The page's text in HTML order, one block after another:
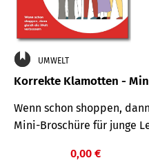
UMWELT
Korrekte Klamotten -
Wenn schon shoppen,
Mini-Broschüre für junge
0,00 €